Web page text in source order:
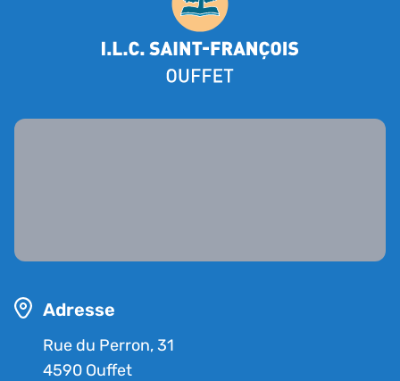
Adresse
Rue du Perron, 31
4590 Ouffet